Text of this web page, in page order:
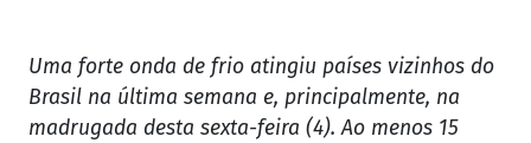
Uma forte onda de frio atingiu países vizinhos do
Brasil na última semana e, principalmente, na
madrugada desta sexta-feira (4). Ao menos 15